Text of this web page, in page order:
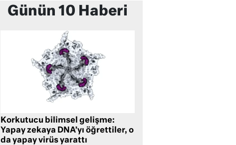
Günün 10 Haberi
Korkutucu bilimsel gelişme:
Yapay zekaya DNA’yı öğrettiler, o
da yapay virüs yarattı